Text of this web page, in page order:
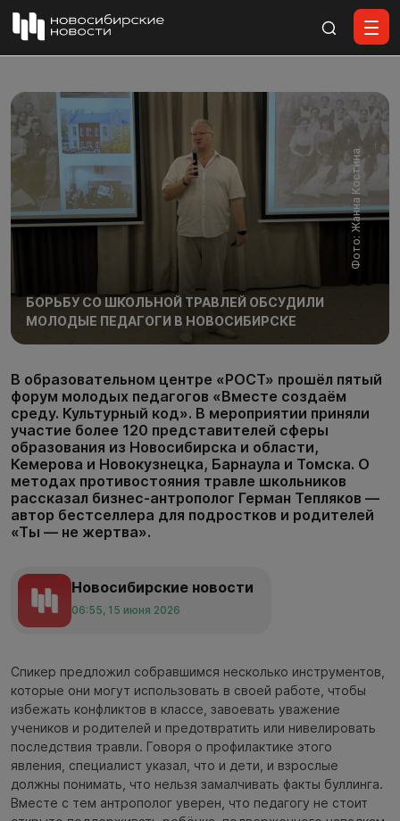
Фото: Жанна Костина
БОРЬБУ СО ШКОЛЬНОЙ ТРАВЛЕЙ ОБСУДИЛИ
МОЛОДЫЕ ПЕДАГОГИ В НОВОСИБИРСКЕ
В образовательном центре «РОСТ» прошёл пятый
форум молодых педагогов «Вместе создаём
среду. Культурный код». В мероприятии приняли
участие более 120 представителей сферы
образования из Новосибирска и области,
Кемерова и Новокузнецка, Барнаула и Томска. О
методах противостояния травле школьников
рассказал бизнес-антрополог Герман Тепляков —
автор бестселлера для подростков и родителей
«Ты — не жертва».
Новосибирские новости
06:55, 15 июня 2026
Спикер предложил собравшимся несколько инструментов,
которые они могут использовать в своей работе, чтобы
избежать конфликтов в классе, завоевать уважение
учеников и родителей и предотвратить или нивелировать
последствия травли. Говоря о профилактике этого
явления, специалист указал, что и дети, и взрослые
должны понимать, что нельзя замалчивать факты буллинга.
Вместе с тем антрополог уверен, что педагогу не стоит